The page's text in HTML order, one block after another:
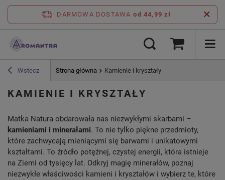
DARMOWA DOSTAWA od 44,99 zł
Wstecz Strona główna Kamienie i kryształy
KAMIENIE I KRYSZTAŁY
Matka Natura obdarowała nas niezwykłymi skarbami –
kamieniami i minerałami. To nie tylko piękne przedmioty,
które zachwycają mieniącymi się barwami i unikatowymi
kształtami. To źródło potężnej, czystej energii, która istnieje
na Ziemi od tysięcy lat. Odkryj magię minerałów, poznaj
niezwykłe właściwości kamieni i kryształów i wybierz te, które